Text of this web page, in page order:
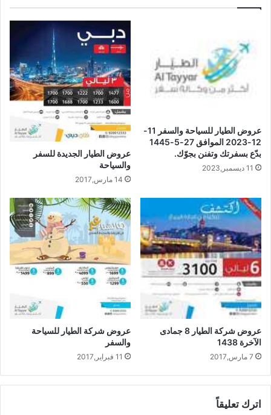
عروض الطيار للسياحة والسفر 11-
12-2023 الموافق 27-5-1445
بدّع بسفرتك وتفنن بجوّك.
11 ديسمبر,2023
عروض الطيار الجديدة للسفر
والسياحة
14 مارس,2017
عروض شركة الطيار 8 جمادى
الآخرة 1438
7 مارس,2017
عروض شركة الطيار للسياحة
والسفر
11 فبراير,2017
اترك تعليقاً